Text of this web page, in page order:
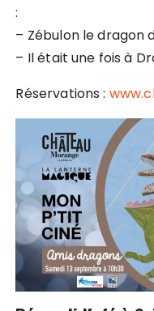
:
– Zébulon le dragon
– Il était une fois à
Réservations :